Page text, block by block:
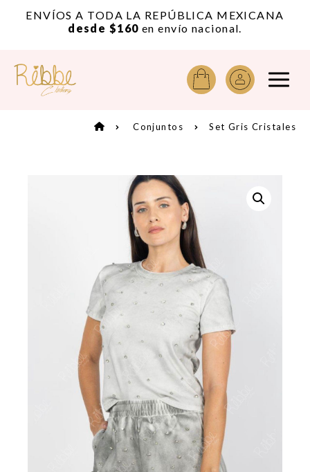
ENVÍOS A TODA LA REPÚBLICA MEXICANA
desde $160 en envío nacional.
Conjuntos Set Gris Cristales